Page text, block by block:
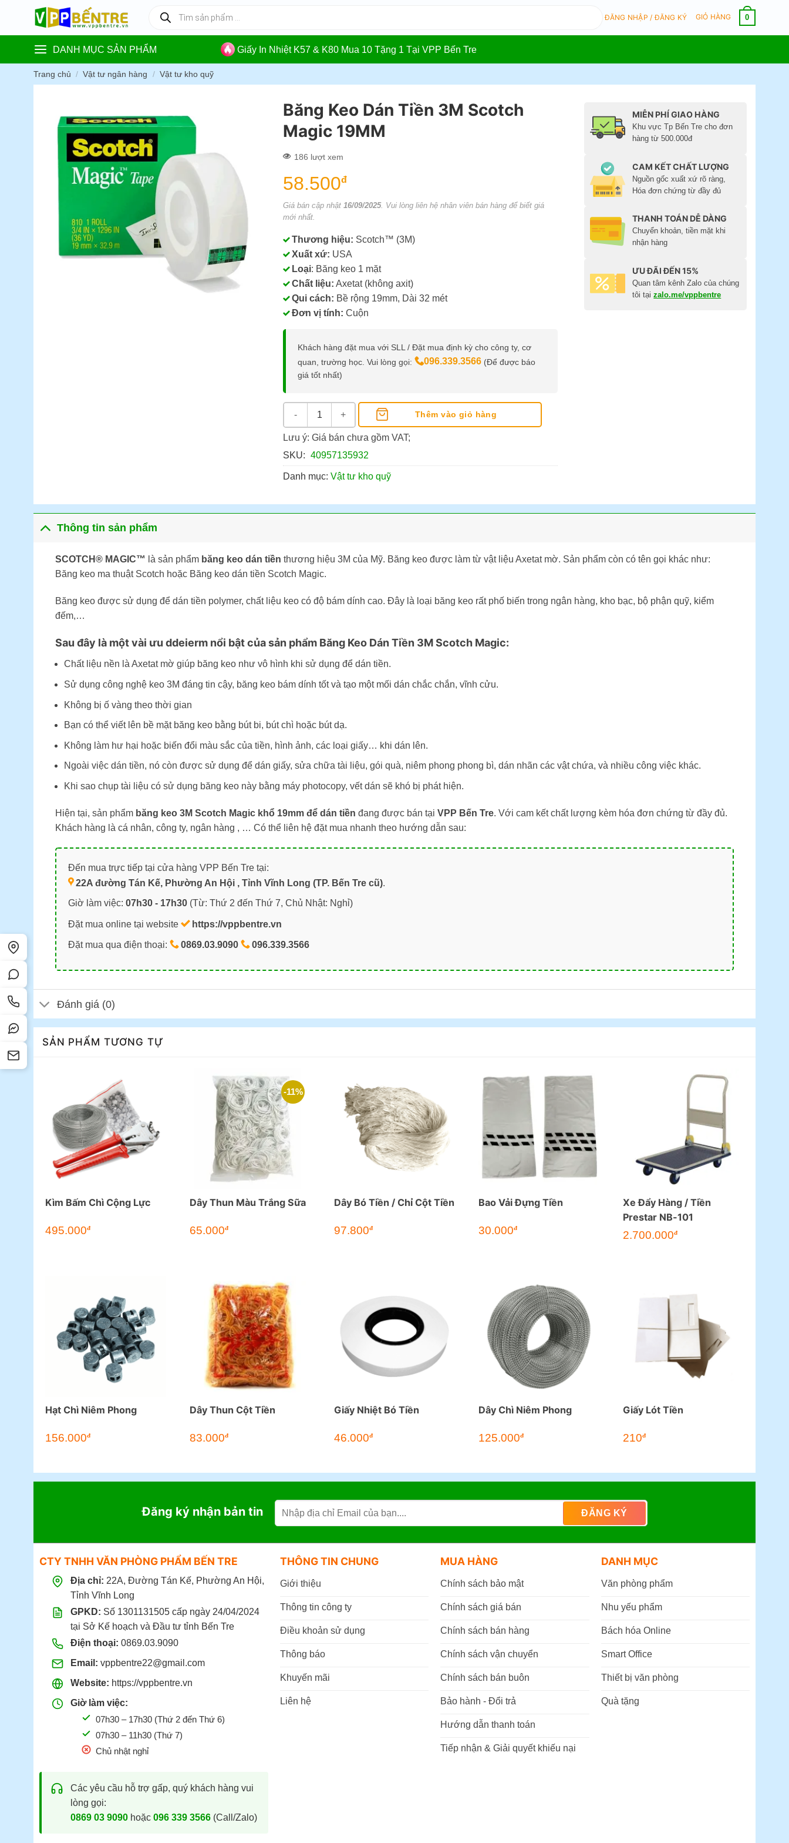
content
kiếm
phẩm
ĐĂNG NHẬP / ĐĂNG KÝ GIỎ HÀNG 0
DANH MỤC SẢN PHẨM Giấy In Nhiệt K57 & K80 Mua 10 Tặng 1 Tại VPP Bến Tre
Trang chủ / Vật tư ngân hàng / Vật tư kho quỹ
Băng Keo Dán Tiền 3M Scotch
Magic 19MM
186 lượt xem
58.500đ
Giá bán cập nhật 16/09/2025. Vui lòng liên hệ nhân viên bán hàng để biết giá
mới nhất.
Thương hiệu: Scotch™ (3M)
Xuất xứ: USA
Loại: Băng keo 1 mặt
Chất liệu: Axetat (không axit)
Qui cách: Bề rộng 19mm, Dài 32 mét
Đơn vị tính: Cuộn
Khách hàng đặt mua với SLL / Đặt mua định kỳ cho công ty, cơ
quan, trường học. Vui lòng gọi:
096.339.3566 (Để được báo
giá tốt nhất)
Băng Keo Dán Tiền 3M Scotch Magic 19MM số lượng
Thêm vào giỏ hàng
Lưu ý: Giá bán chưa gồm VAT;
SKU: 40957135932
Danh mục: Vật tư kho quỹ
MIỄN PHÍ GIAO HÀNG
Khu vực Tp Bến Tre cho đơn
hàng từ 500.000đ
CAM KẾT CHẤT LƯỢNG
Nguồn gốc xuất xứ rõ ràng,
Hóa đơn chứng từ đầy đủ
THANH TOÁN DỄ DÀNG
Chuyển khoản, tiền mặt khi
nhận hàng
ƯU ĐÃI ĐẾN 15%
Quan tâm kênh Zalo của chúng
tôi tạizalo.me/vppbentre
Thông tin sản phẩm
SCOTCH® MAGIC™ là sản phẩm băng keo dán tiền thương hiệu 3M của Mỹ. Băng keo được làm từ vật liệu Axetat mờ. Sản phẩm còn có tên gọi khác như:
Băng keo ma thuật Scotch hoặc Băng keo dán tiền Scotch Magic.
Băng keo được sử dụng để dán tiền polymer, chất liệu keo có độ bám dính cao. Đây là loại băng keo rất phố biến trong ngân hàng, kho bạc, bộ phận quỹ, kiểm
đếm,…
Sau đây là một vài ưu ddeierm nổi bật của sản phẩm Băng Keo Dán Tiền 3M Scotch Magic:
Chất liệu nền là Axetat mờ giúp băng keo như vô hình khi sử dụng để dán tiền.
Sử dụng công nghệ keo 3M đáng tin cậy, băng keo bám dính tốt và tạo một mối dán chắc chắn, vĩnh cửu.
Không bị ố vàng theo thời gian
Bạn có thể viết lên bề mặt băng keo bằng bút bi, bút chì hoặc bút dạ.
Không làm hư hại hoặc biến đổi màu sắc của tiền, hình ảnh, các loại giấy… khi dán lên.
Ngoài việc dán tiền, nó còn được sử dụng để dán giấy, sửa chữa tài liệu, gói quà, niêm phong phong bì, dán nhãn các vật chứa, và nhiều công việc khác.
Khi sao chụp tài liệu có sử dụng băng keo này bằng máy photocopy, vết dán sẽ khó bị phát hiện.
Hiện tại, sản phẩm băng keo 3M Scotch Magic khổ 19mm để dán tiền đang được bán tại VPP Bến Tre. Với cam kết chất lượng kèm hóa đơn chứng từ đầy đủ.
Khách hàng là cá nhân, công ty, ngân hàng , … Có thể liên hệ đặt mua nhanh theo hướng dẫn sau:
Đến mua trực tiếp tại cửa hàng VPP Bến Tre tại:
22A đường Tán Kế, Phường An Hội , Tỉnh Vĩnh Long (TP. Bến Tre cũ).
Giờ làm việc: 07h30 - 17h30(Từ: Thứ 2 đến Thứ 7, Chủ Nhật: Nghỉ)
Đặt mua online tại website https://vppbentre.vn
Đặt mua qua điện thoại: 0869.03.9090 096.339.3566
Đánh giá (0)
SẢN PHẨM TƯƠNG TỰ
Kìm Bấm Chì Cộng Lực
495.000đ
-11%
Dây Thun Màu Trắng Sữa
Giá
gốc
65.000đGiá
Dây Bó Tiền / Chỉ Cột Tiền
97.800đ
Bao Vải Đựng Tiền
30.000đ
Xe Đẩy Hàng / Tiền
Prestar NB-101
2.700.000đ
Hạt Chì Niêm Phong
156.000đ
Dây Thun Cột Tiền
83.000đ
Giấy Nhiệt Bó Tiền
46.000đ
Dây Chì Niêm Phong
125.000đ
Giấy Lót Tiền
210đ
Đăng ký nhận bản tin
CTY TNHH VĂN PHÒNG PHẨM BẾN TRE
Địa chỉ: 22A, Đường Tán Kế, Phường An Hội,
Tỉnh Vĩnh Long
GPKD: Số 1301131505 cấp ngày 24/04/2024
tại Sở Kế hoạch và Đầu tư tỉnh Bến Tre
Điện thoại: 0869.03.9090
Email: vppbentre22@gmail.com
Website: https://vppbentre.vn
Giờ làm việc:
07h30 – 17h30 (Thứ 2 đến Thứ 6)
07h30 – 11h30 (Thứ 7)
Chủ nhật nghỉ
Các yêu cầu hỗ trợ gấp, quý khách hàng vui
lòng gọi:
0869 03 9090hoặc 096 339 3566(Call/Zalo)
THÔNG TIN CHUNG
Giới thiệu
Thông tin công ty
Điều khoản sử dụng
Thông báo
Khuyến mãi
Liên hệ
MUA HÀNG
Chính sách bảo mật
Chính sách giá bán
Chính sách bán hàng
Chính sách vận chuyển
Chính sách bán buôn
Bảo hành - Đổi trả
Hướng dẫn thanh toán
Tiếp nhận & Giải quyết khiếu nại
DANH MỤC
Văn phòng phẩm
Nhu yếu phẩm
Bách hóa Online
Smart Office
Thiết bị văn phòng
Quà tặng